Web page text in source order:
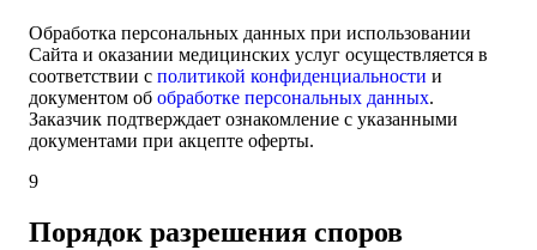
Обработка персональных данных при использовании
Сайта и оказании медицинских услуг осуществляется в
соответствии с политикой конфиденциальности и
документом об обработке персональных данных.
Заказчик подтверждает ознакомление с указанными
документами при акцепте оферты.
9
Порядок разрешения споров